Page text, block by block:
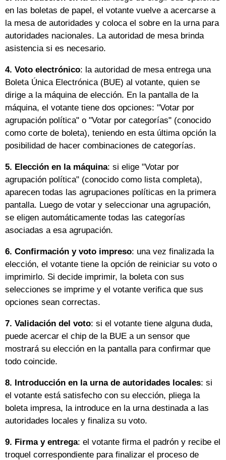
en las boletas de papel, el votante vuelve a acercarse a
la mesa de autoridades y coloca el sobre en la urna para
autoridades nacionales. La autoridad de mesa brinda
asistencia si es necesario.
4. Voto electrónico: la autoridad de mesa entrega una
Boleta Única Electrónica (BUE) al votante, quien se
dirige a la máquina de elección. En la pantalla de la
máquina, el votante tiene dos opciones: "Votar por
agrupación política" o "Votar por categorías" (conocido
como corte de boleta), teniendo en esta última opción la
posibilidad de hacer combinaciones de categorías.
5. Elección en la máquina: si elige "Votar por
agrupación política" (conocido como lista completa),
aparecen todas las agrupaciones políticas en la primera
pantalla. Luego de votar y seleccionar una agrupación,
se eligen automáticamente todas las categorías
asociadas a esa agrupación.
6. Confirmación y voto impreso: una vez finalizada la
elección, el votante tiene la opción de reiniciar su voto o
imprimirlo. Si decide imprimir, la boleta con sus
selecciones se imprime y el votante verifica que sus
opciones sean correctas.
7. Validación del voto: si el votante tiene alguna duda,
puede acercar el chip de la BUE a un sensor que
mostrará su elección en la pantalla para confirmar que
todo coincide.
8. Introducción en la urna de autoridades locales: si
el votante está satisfecho con su elección, pliega la
boleta impresa, la introduce en la urna destinada a las
autoridades locales y finaliza su voto.
9. Firma y entrega: el votante firma el padrón y recibe el
troquel correspondiente para finalizar el proceso de